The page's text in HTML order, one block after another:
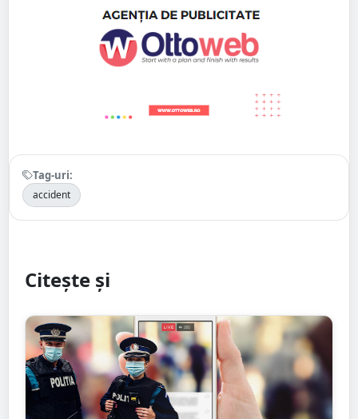
Tag-uri:
accident
Citește și